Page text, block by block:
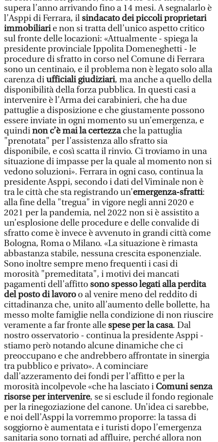
supera l’anno arrivando fino a 14 mesi. A segnalarlo è
l’Asppi di Ferrara, ilsindacato dei piccoli proprietari
immobiliarie non si tratta dell’unico aspetto critico
sul fronte delle locazioni: «Attualmente - spiega la
presidente provinciale Ippolita Domeneghetti - le
procedure di sfratto in corso nel Comune di Ferrara
sono un centinaio, e il problema non è legato solo alla
carenza diufficiali giudiziari, ma anche a quello della
disponibilità della forza pubblica. In questi casi a
intervenire è l’Arma dei carabinieri, che ha due
pattuglie a disposizione e che giustamente possono
essere inviate in ogni momento su un’emergenza, e
quindinon c’è mai la certezzache la pattuglia
"prenotata" per l’assistenza allo sfratto sia
disponibile, e così scatta il rinvio. Ci troviamo in una
situazione di impasse per la quale al momento non si
vedono soluzioni». Ferrara in ogni caso, continua la
presidente Asppi, secondo i dati del Viminale non è
tra le città che sta registrando un’emergenza-sfratti:
alla fine della "tregua" in vigore negli anni 2020 e
2021 per la pandemia, nel 2022 non si è assistito a
un’esplosione delle procedure e delle convalide di
sfratto come è invece è avvenuto in grandi città come
Bologna, Roma o Milano. «La situazione è rimasta
abbastanza stabile, nessuna crescita esponenziale.
Sono inoltre sempre meno frequenti i casi di
morosità "premeditata", i motivi dei mancati
pagamenti dell’affittosono spesso legati alla perdita
del posto di lavoroo al venire meno del reddito di
cittadinanza che, unito all’aumento delle bollette, ha
messo molte famiglie nella condizione di non riuscire
veramente a far fronte allespese per la casa. Dal
nostro osservatorio - continua la presidente Asppi -
stiamo però notando alcune dinamiche che ci
preoccupano e che andrebbero affrontate in sinergia
tra pubblico e privato». A cominciare
dall’azzeramento dei fondi per l’affitto e per la
morosità incolpevole «che ha lasciato i Comuni senza
risorse per intervenire, se si esclude il fondo regionale
per la rinegoziazione del canone. Un’idea ci sarebbe,
e noi dell’Asppi la vorremmo proporre: la tassa di
soggiorno è aumentata e i turisti dopo l’emergenza
sanitaria sono tornati ad affluire, perché allora non